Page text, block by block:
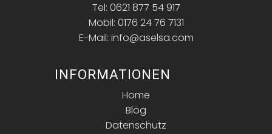
Tel: 0621 877 54 917
Mobil: 0176 24 76 7131
E-Mail: info@aselsa.com
INFORMATIONEN
Home
Blog
Datenschutz